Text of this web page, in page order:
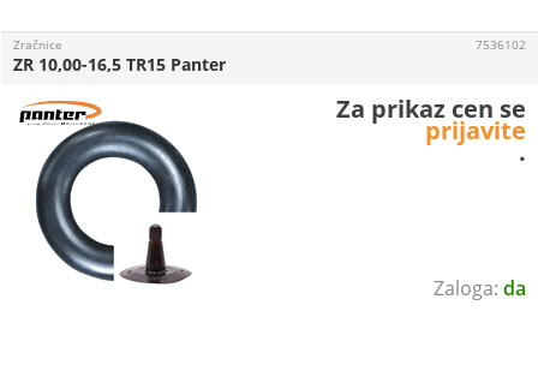
da
Zračnice
ZR 10,00-16,5 TR15 Panter
7536102
Za prikaz cen se
prijavite
.